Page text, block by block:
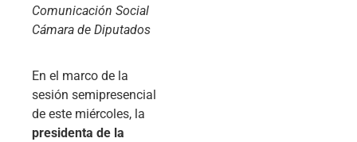
Comunicación Social
Cámara de Diputados
En el marco de la
sesión semipresencial
de este miércoles, la
presidenta de la